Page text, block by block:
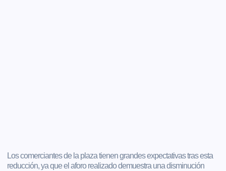
Los comerciantes de la plaza tienen grandes expectativas tras esta
reducción, ya que el aforo realizado demuestra una disminución